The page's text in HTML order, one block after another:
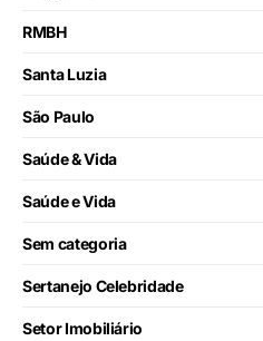
RMBH
Santa Luzia
São Paulo
Saúde & Vida
Saúde e Vida
Sem categoria
Sertanejo Celebridade
Setor Imobiliário